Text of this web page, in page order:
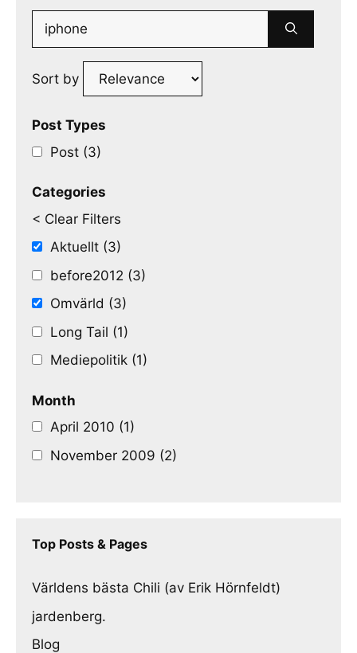
Search
for:
Sort by
Post Types
Post (3)
Categories
< Clear Filters
Aktuellt (3)
before2012 (3)
Omvärld (3)
Long Tail (1)
Mediepolitik (1)
Month
April 2010 (1)
November 2009 (2)
Top Posts & Pages
Världens bästa Chili (av Erik Hörnfeldt)
jardenberg.
Blog